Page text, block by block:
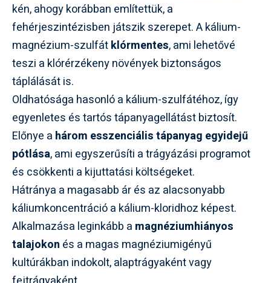
kén, ahogy korábban említettük, a
fehérjeszintézisben játszik szerepet. A kálium-
magnézium-szulfátklórmentes, ami lehetővé
teszi a klórérzékeny növények biztonságos
táplálását is.
Oldhatósága hasonló a kálium-szulfátéhoz, így
egyenletes és tartós tápanyagellátást biztosít.
Előnye a három esszenciális tápanyag egyidejű
pótlása, ami egyszerűsíti a trágyázási programot
és csökkenti a kijuttatási költségeket.
Hátránya a magasabb ár és az alacsonyabb
káliumkoncentráció a kálium-kloridhoz képest.
Alkalmazása leginkább a magnéziumhiányos
talajokon és a magas magnéziumigényű
kultúrákban indokolt, alaptrágyaként vagy